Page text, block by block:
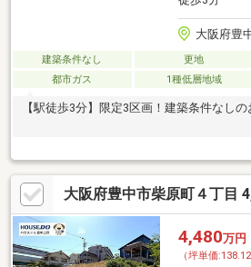
大阪府豊
建築条件なし 更地
都市ガス
1種低層地域
【駅徒歩3分】限定3区画！建築条件なしの
大阪府豊中市柴原町４丁目
4,480万円
（坪単価:138.12